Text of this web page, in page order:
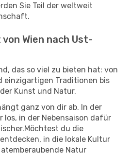
Sie Teil der weltweit
Wien nach Ust-
das so viel zu bieten hat: von
einzigartigen Traditionen bis
Kunst und Natur.
ganz von dir ab. In der
los, in der Nebensaison dafür
du die
in die lokale Kultur
Natur